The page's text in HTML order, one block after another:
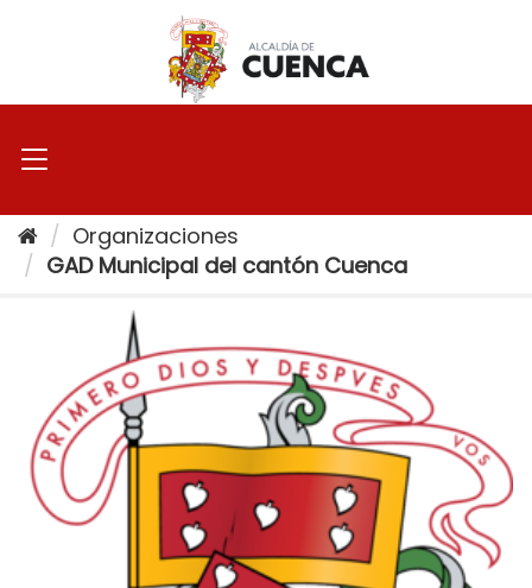
Organizaciones
GAD Municipal del cantón Cuenca